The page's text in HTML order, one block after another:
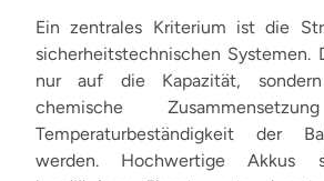
Ein zentrales Kriterium ist die
sicherheitstechnischen Systemen.
nur auf die Kapazität,
chemische
Temperaturbeständigkeit der
werden. Hochwertige